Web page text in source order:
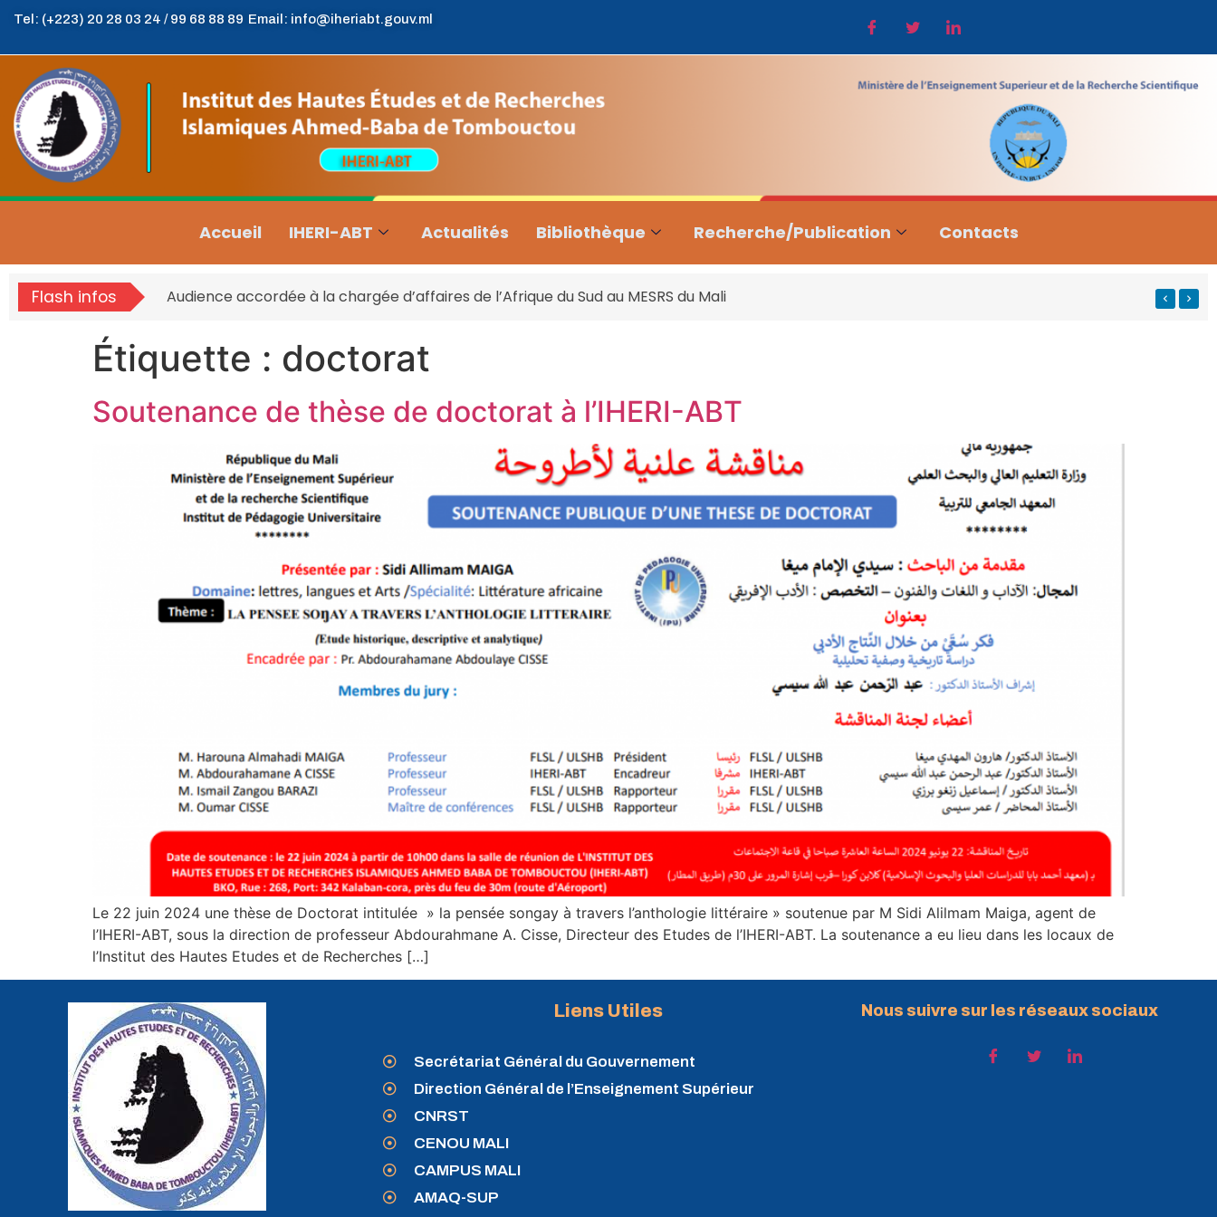
Tel: (+223) 20 28 03 24 / 99 68 88 89 Email: info@iheriabt.gouv.ml
Accueil IHERI-ABT Actualités Bibliothèque Recherche/Publication Contacts
Flash infos Audience accordée à la chargée d’affaires de l’Afrique du Sud au MESRS du Mali
Étiquette : doctorat
Soutenance de thèse de doctorat à l’IHERI-ABT
Le 22 juin 2024 une thèse de Doctorat intitulée » la pensée songay à travers l’anthologie littéraire » soutenue par M Sidi Alilmam Maiga, agent de
l’IHERI-ABT, sous la direction de professeur Abdourahmane A. Cisse, Directeur des Etudes de l’IHERI-ABT. La soutenance a eu lieu dans les locaux de
l’Institut des Hautes Etudes et de Recherches […]
Liens Utiles
Secrétariat Général du Gouvernement
Direction Général de l’Enseignement Supérieur
CNRST
CENOU MALI
CAMPUS MALI
AMAQ-SUP
Nous suivre sur les réseaux sociaux